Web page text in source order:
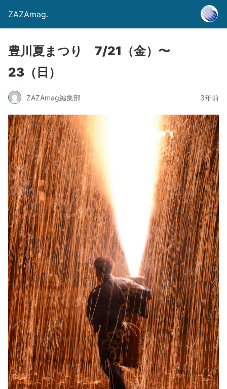
ZAZAmag.
豊川夏まつり 7/21（金）〜
23（日）
ZAZAmag編集部 3年前